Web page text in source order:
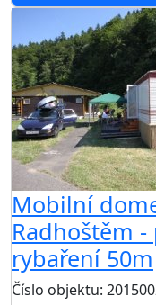
Mobilní
Radhoštěm
rybaření 50m
Číslo objektu: